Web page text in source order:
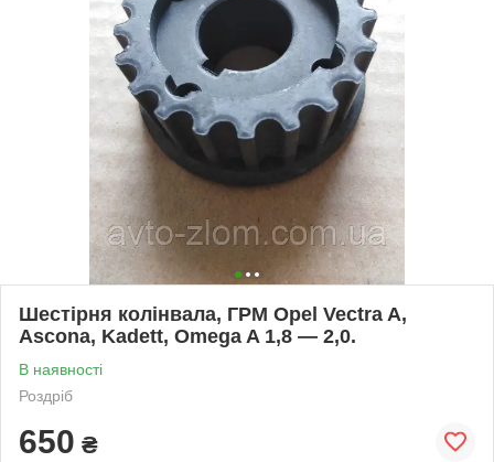
Шестірня колінвала, ГРМ Opel Vectra A,
Ascona, Kadett, Omega A 1,8 — 2,0.
В наявності
Роздріб
650 ₴